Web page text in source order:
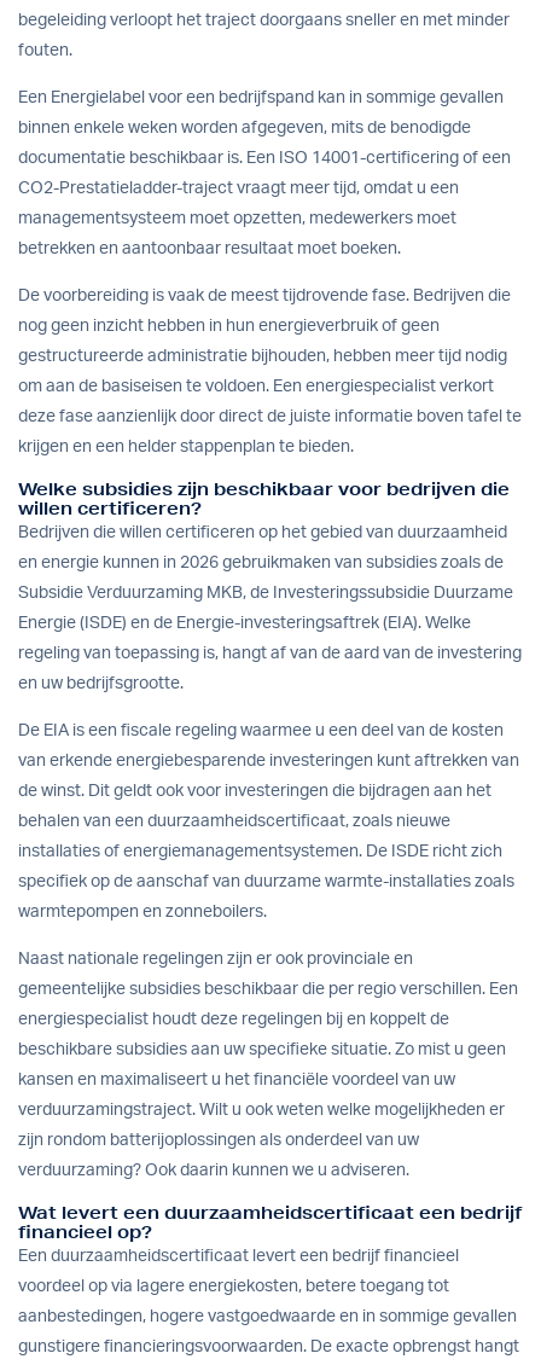
begeleiding verloopt het traject doorgaans sneller en met minder
fouten.
Een Energielabel voor een bedrijfspand kan in sommige gevallen
binnen enkele weken worden afgegeven, mits de benodigde
documentatie beschikbaar is. Een ISO 14001-certificering of een
CO2-Prestatieladder-traject vraagt meer tijd, omdat u een
managementsysteem moet opzetten, medewerkers moet
betrekken en aantoonbaar resultaat moet boeken.
De voorbereiding is vaak de meest tijdrovende fase. Bedrijven die
nog geen inzicht hebben in hun energieverbruik of geen
gestructureerde administratie bijhouden, hebben meer tijd nodig
om aan de basiseisen te voldoen. Een energiespecialist verkort
deze fase aanzienlijk door direct de juiste informatie boven tafel te
krijgen en een helder stappenplan te bieden.
Welke subsidies zijn beschikbaar voor bedrijven die
willen certificeren?
Bedrijven die willen certificeren op het gebied van duurzaamheid
en energie kunnen in 2026 gebruikmaken van subsidies zoals de
Subsidie Verduurzaming MKB, de Investeringssubsidie Duurzame
Energie (ISDE) en de Energie-investeringsaftrek (EIA). Welke
regeling van toepassing is, hangt af van de aard van de investering
en uw bedrijfsgrootte.
De EIA is een fiscale regeling waarmee u een deel van de kosten
van erkende energiebesparende investeringen kunt aftrekken van
de winst. Dit geldt ook voor investeringen die bijdragen aan het
behalen van een duurzaamheidscertificaat, zoals nieuwe
installaties of energiemanagementsystemen. De ISDE richt zich
specifiek op de aanschaf van duurzame warmte-installaties zoals
warmtepompen en zonneboilers.
Naast nationale regelingen zijn er ook provinciale en
gemeentelijke subsidies beschikbaar die per regio verschillen. Een
energiespecialist houdt deze regelingen bij en koppelt de
beschikbare subsidies aan uw specifieke situatie. Zo mist u geen
kansen en maximaliseert u het financiële voordeel van uw
verduurzamingstraject. Wilt u ook weten welke mogelijkheden er
zijn rondom batterijoplossingen als onderdeel van uw
verduurzaming? Ook daarin kunnen we u adviseren.
Wat levert een duurzaamheidscertificaat een bedrijf
financieel op?
Een duurzaamheidscertificaat levert een bedrijf financieel
voordeel op via lagere energiekosten, betere toegang tot
aanbestedingen, hogere vastgoedwaarde en in sommige gevallen
gunstigere financieringsvoorwaarden. De exacte opbrengst hangt